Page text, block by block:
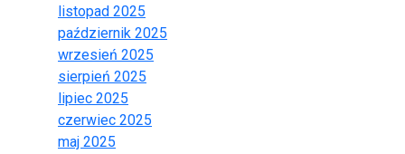
listopad 2025
październik 2025
wrzesień 2025
sierpień 2025
lipiec 2025
czerwiec 2025
maj 2025